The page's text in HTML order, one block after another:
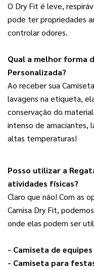
O Dry Fit é leve,
pode ter propriedades
controlar odores.
Qual a melhor forma
Personalizada?
Ao receber sua
lavagens na etiqueta,
conservação do
intenso de amaciantes,
altas temperaturas!
Posso utilizar a
atividades físicas?
Claro que não! Com as
Camisa Dry Fit,
onde elas podem ser
- Camiseta de
- Camiseta para